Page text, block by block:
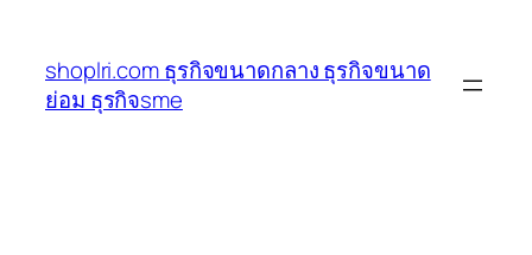
เนื้อหา
shoplri.com ธุรกิจขนาดกลาง ธุรกิจขนาด
ย่อม ธุรกิจsme